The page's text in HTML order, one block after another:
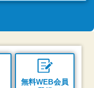
無料WEB会員